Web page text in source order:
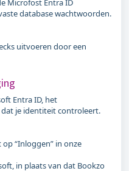
Microfost Entra ID
database wachtwoorden.
uitvoeren door een
Entra ID, het
je identiteit controleert.
“Inloggen” in onze
in plaats van dat Bookzo